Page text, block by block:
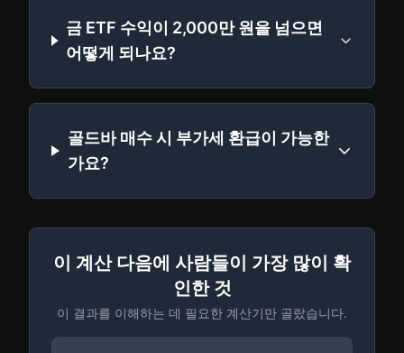
금 ETF 수익이 2,000만 원을 넘으면
어떻게 되나요?
골드바 매수 시 부가세 환급이 가능한
가요?
이 계산 다음에 사람들이 가장 많이 확
인한 것
이 결과를 이해하는 데 필요한 계산기만 골랐습니다.